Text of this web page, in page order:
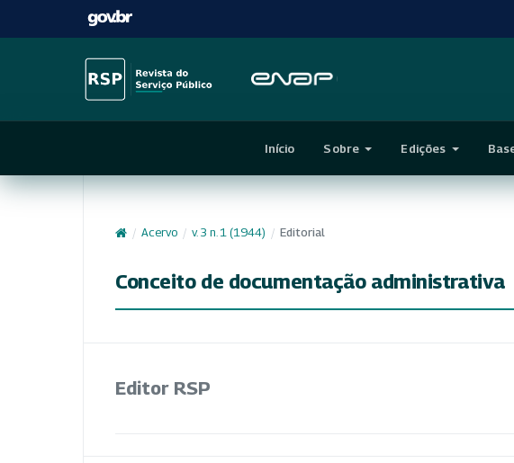
Início Sobre Edições
/ Acervo / v. 3 n. 1 (1944) / Editorial
Conceito de documentação administrativa
Editor RSP